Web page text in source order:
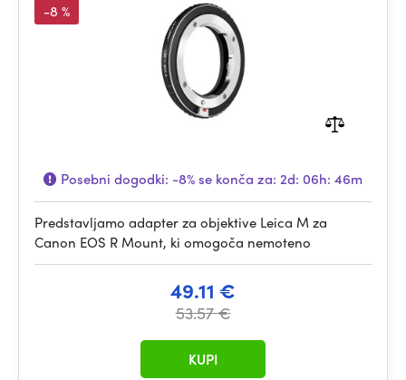
-8 %
Posebni dogodki: -8%se konča za: 2d: 06h: 46m
Predstavljamo adapter za objektive Leica M za
Canon EOS R Mount, ki omogoča nemoteno
49.11 €
53.57 €
KUPI